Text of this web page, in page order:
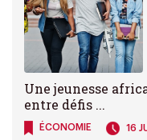
Une jeunesse
entre défis ...
ÉCONOMIE 16